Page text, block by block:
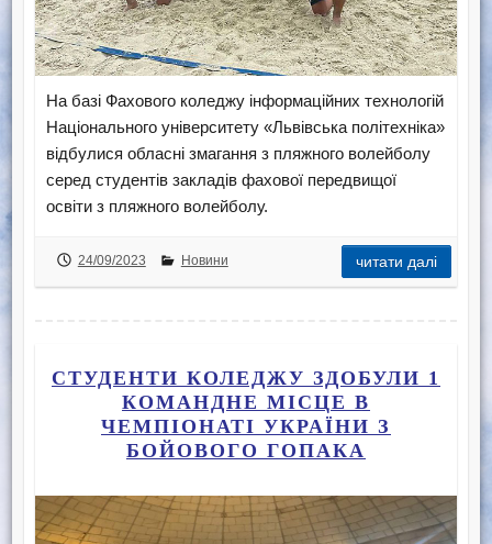
На базі Фахового коледжу інформаційних технологій
Національного університету «Львівська політехніка»
відбулися обласні змагання з пляжного волейболу
серед студентів закладів фахової передвищої
освіти з пляжного волейболу.
24/09/2023 Новини читати далі
СТУДЕНТИ КОЛЕДЖУ ЗДОБУЛИ 1
КОМАНДНЕ МІСЦЕ В
ЧЕМПІОНАТІ УКРАЇНИ З
БОЙОВОГО ГОПАКА